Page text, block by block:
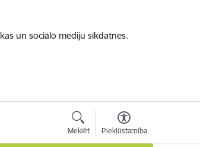
un sociālo mediju sīkdatnes.
Meklēt Piekļūstamība